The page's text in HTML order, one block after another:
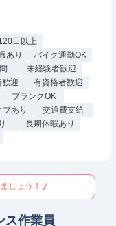
日以上
あり
バイク通勤OK
未経験者歓迎
歓迎
有資格者歓迎
ブランクOK
あり
交通費支給
長期休暇あり
しょう！
ス作業員